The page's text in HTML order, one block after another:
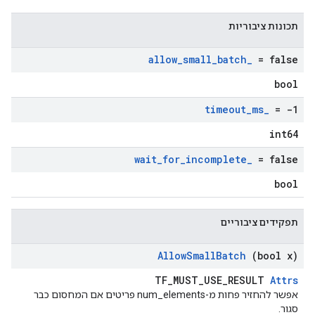
תכונות ציבוריות
allow_small_batch_ = false
bool
timeout_ms_ = -1
int64
wait_for_incomplete_ = false
bool
תפקידים ציבוריים
AllowSmallBatch (bool x)
TF_MUST_USE_RESULT Attrs
אפשר להחזיר פחות מ-num_elements פריטים אם המחסום כבר
סגור.